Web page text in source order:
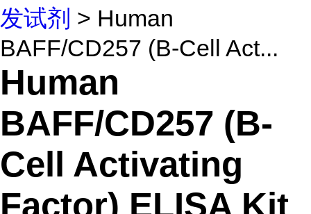
发试剂 > Human
BAFF/CD257 (B-Cell Act...
Human
BAFF/CD257 (B-
Cell Activating
Factor) ELISA Kit